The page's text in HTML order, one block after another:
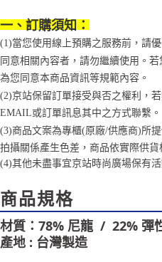
用戶於交易時，得透過本服務購買商
買賣價金債權讓與本公司後，依約使
2.基於同意付款使用「大哥付你分期
資料（包含姓名、電話或地址）提供
3.完整用戶服務條款，請詳閱以下連結
購買商品的店家。未經商家同意取消
後付繳納相關費用。
※ 交易是否成功請以「AFTEE先享後
是否繳費成功／繳費後需取消欲退款
客戶支援中心」https://
【注意事項】
１．透過由恩沛科技股份有限公司提
易，需依本服務之必要範圍內提供個
２．關於個人資料處理事宜，請瀏覽
https://aftee.tw/terms/#terms3
「AFTEE先享後付」，若未經同意申
任。
４．使用「AFTEE先享後付」時，將
時審查核予不同之上限額度；若仍有
請求用戶進行身份認證。
每筆NT$100，滿NT$1,000(含以
京站台北店客服中心(1F星巴克旁
請自備購物袋，若需購買紙袋可現
一、訂購須知：
(1)當您使用線上預購之服務前，請
同意相關內容者，請勿繼續使用。
為您同意本商品資訊等規範內容。
(2)京站保留訂單接受與否之權利，
EMAIL或訂單訊息其中之方式聯繫。
(3)商品文案為專櫃(原廠/供應商)所
拍攝關係產生色差，商品依實際供貨
(4)其他未盡事宜京站時尚廣場保有
商品規格
材質：78% 尼龍 / 22% 彈
產地 : 台灣製造